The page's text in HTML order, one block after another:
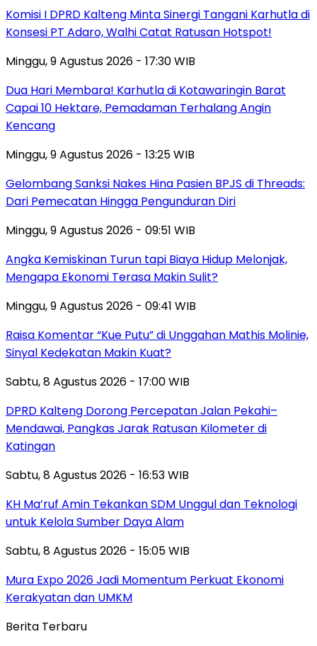
Komisi I DPRD Kalteng Minta Sinergi Tangani Karhutla di
Konsesi PT Adaro, Walhi Catat Ratusan Hotspot!
Minggu, 9 Agustus 2026 - 17:30 WIB
Dua Hari Membara! Karhutla di Kotawaringin Barat
Capai 10 Hektare, Pemadaman Terhalang Angin
Kencang
Minggu, 9 Agustus 2026 - 13:25 WIB
Gelombang Sanksi Nakes Hina Pasien BPJS di Threads:
Dari Pemecatan Hingga Pengunduran Diri
Minggu, 9 Agustus 2026 - 09:51 WIB
Angka Kemiskinan Turun tapi Biaya Hidup Melonjak,
Mengapa Ekonomi Terasa Makin Sulit?
Minggu, 9 Agustus 2026 - 09:41 WIB
Raisa Komentar “Kue Putu” di Unggahan Mathis Molinie,
Sinyal Kedekatan Makin Kuat?
Sabtu, 8 Agustus 2026 - 17:00 WIB
DPRD Kalteng Dorong Percepatan Jalan Pekahi–
Mendawai, Pangkas Jarak Ratusan Kilometer di
Katingan
Sabtu, 8 Agustus 2026 - 16:53 WIB
KH Ma’ruf Amin Tekankan SDM Unggul dan Teknologi
untuk Kelola Sumber Daya Alam
Sabtu, 8 Agustus 2026 - 15:05 WIB
Mura Expo 2026 Jadi Momentum Perkuat Ekonomi
Kerakyatan dan UMKM
Berita Terbaru